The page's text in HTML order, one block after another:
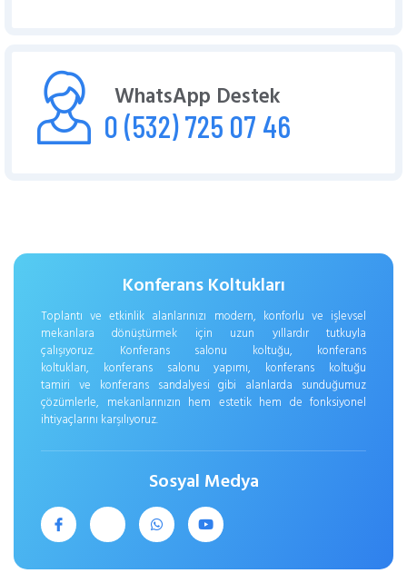
WhatsApp Destek
0 (532) 725 07 46
Konferans Koltukları
Toplantı ve etkinlik alanlarınızı modern, konforlu ve işlevsel
mekanlara dönüştürmek için uzun yıllardır tutkuyla
çalışıyoruz. Konferans salonu koltuğu, konferans
koltukları, konferans salonu yapımı, konferans koltuğu
tamiri ve konferans sandalyesi gibi alanlarda sunduğumuz
çözümlerle, mekanlarınızın hem estetik hem de fonksiyonel
ihtiyaçlarını karşılıyoruz.
Sosyal Medya